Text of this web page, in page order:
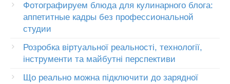
Фотографируем блюда для кулинарного блога:
аппетитные кадры без профессиональной
студии
Розробка віртуальної реальності, технології,
інструменти та майбутні перспективи
Що реально можна підключити до зарядної